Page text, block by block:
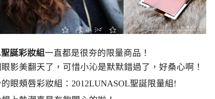
誕彩妝組一直都是很夯的限量商品！
影美翻天了，可惜小沁是默默錯過了，好桑心啊！